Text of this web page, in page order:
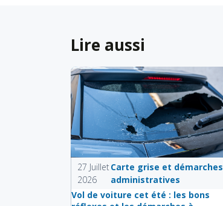
Lire aussi
27 Juillet
2026
Carte grise et démarches
administratives
Vol de voiture cet été : les bons